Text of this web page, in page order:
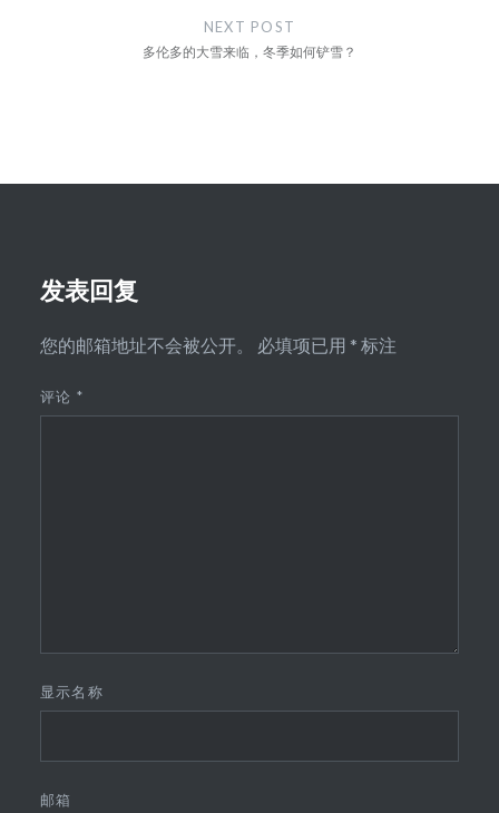
NEXT POST
多伦多的大雪来临，冬季如何铲雪？
发表回复
您的邮箱地址不会被公开。 必填项已用 * 标注
评论 *
显示名称
邮箱